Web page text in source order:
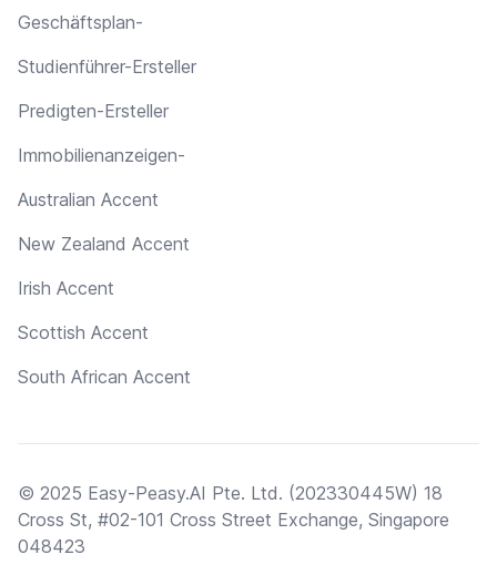
Geschäftsplan-
Studienführer-Ersteller
Predigten-Ersteller
Immobilienanzeigen-
Australian Accent
New Zealand Accent
Irish Accent
Scottish Accent
South African Accent
© 2025 Easy-Peasy.AI Pte. Ltd. (202330445W) 18
Cross St, #02-101 Cross Street Exchange, Singapore
048423